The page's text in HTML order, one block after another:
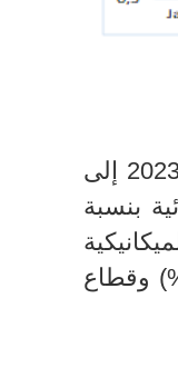
) خلال شهر جانفي من سنة 2023 إلى
بنسبة
) وقطاع